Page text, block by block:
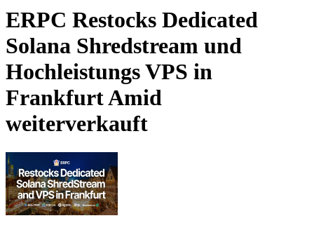
ERPC Restocks Dedicated
Solana Shredstream und
Hochleistungs VPS in
Frankfurt Amid
weiterverkauft